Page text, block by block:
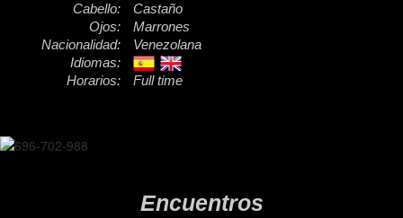
Cabello:
Castaño
Ojos:
Marrones
Nacionalidad:
Venezolana
Idiomas:
Horarios:
Full time
Encuentros